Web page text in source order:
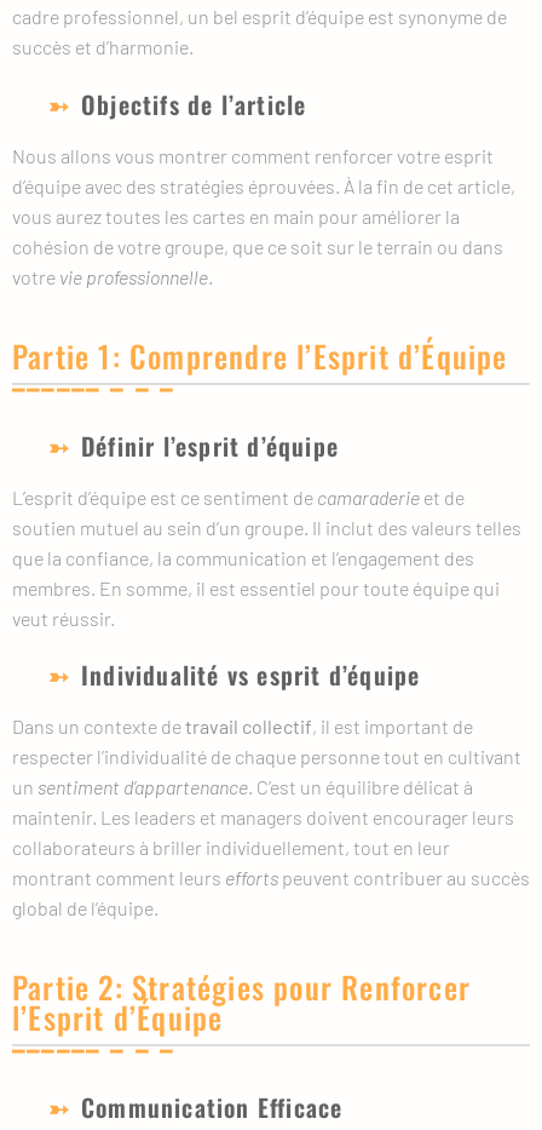
cadre professionnel, un bel esprit d’équipe est synonyme de
succès et d’harmonie.
Objectifs de l’article
Nous allons vous montrer comment renforcer votre esprit
d’équipe avec des stratégies éprouvées. À la fin de cet article,
vous aurez toutes les cartes en main pour améliorer la
cohésion de votre groupe, que ce soit sur le terrain ou dans
votre vie professionnelle
Partie 1: Comprendre l’Esprit d’Équipe
Définir l’esprit d’équipe
L’esprit d’équipe est ce sentiment de camaraderie et de
soutien mutuel au sein d’un groupe. Il inclut des valeurs telles
que la confiance, la communication et l’engagement des
membres. En somme, il est essentiel pour toute équipe qui
veut réussir.
Individualité vs esprit d’équipe
Dans un contexte detravail collectif, il est important de
respecter l’individualité de chaque personne tout en cultivant
un sentiment d’appartenance. C’est un équilibre délicat à
maintenir. Les leaders et managers doivent encourager leurs
collaborateurs à briller individuellement, tout en leur
montrant comment leurs efforts peuvent contribuer au succès
global de l’équipe.
Partie 2: Stratégies pour Renforcer
l’Esprit d’Équipe
Communication Efficace